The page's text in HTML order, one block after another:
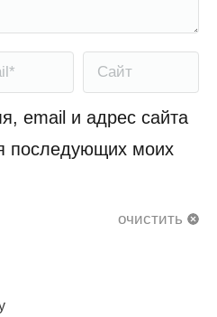
* Сайт
email и адрес сайта
последующих моих
очистить